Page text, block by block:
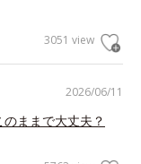
3051 view
2026/06/11
ままで大丈夫？